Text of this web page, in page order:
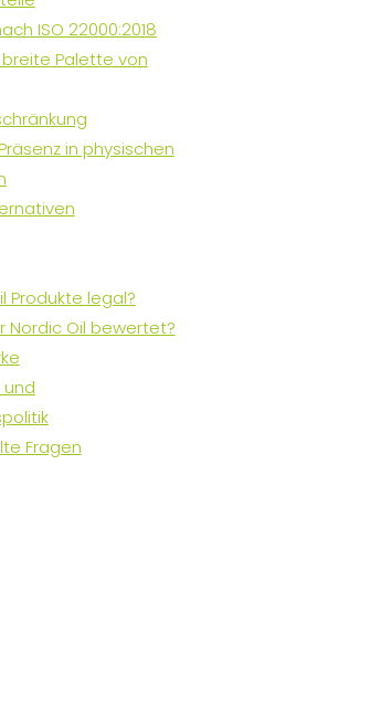
ISO 22000:2018
Palette von
in physischen
Produkte legal?
Nordic Oil bewertet?
Fragen